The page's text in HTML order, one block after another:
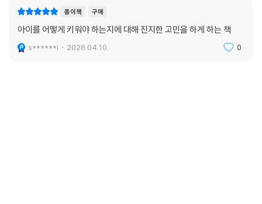
종이책 구매
아이를 어떻게 키워야 하는지에 대해 진지한 고민을 하게 하는 책
s******i 2026.04.10. 0